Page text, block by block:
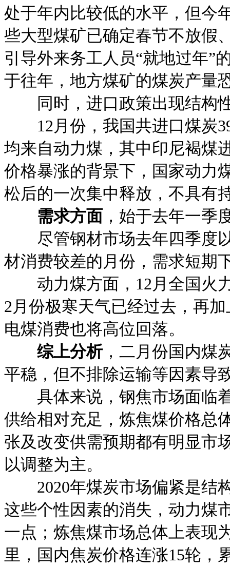
处于年内比较低的水平，但今
些大型煤矿已确定春节不放假
引导外来务工人员“就地过年”
于往年，地方煤矿的煤炭产量
同时，进口政策出现结构性
12月份，我国共进口煤炭
均来自动力煤，其中印尼褐煤
价格暴涨的背景下，国家动力
松后的一次集中释放，不具有
需求方面 ，始于去年一季
尽管钢材市场去年四季度以
材消费较差的月份，需求短期
动力煤方面，12月全国火力
2月份极寒天气已经过去，再
电煤消费也将高位回落。
综上分析，二月份国内煤
平稳，但不排除运输等因素导
具体来说，钢焦市场面临着
供给相对充足，炼焦煤价格总
张及改变供需预期都有明显市
以调整为主。
2020年煤炭市场偏紧是结构
这些个性因素的消失，动力煤
一点；炼焦煤市场总体上表现
里，国内焦炭价格连涨15轮，